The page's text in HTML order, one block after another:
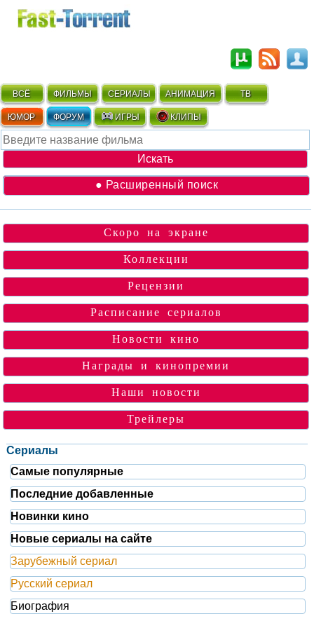
ВСЁ ФИЛЬМЫ СЕРИАЛЫ АНИМАЦИЯ ТВ
ЮМОР ФОРУМ ИГРЫ КЛИПЫ
● Расширенный поиск
Скоро на экране
Коллекции
Рецензии
Расписание сериалов
Новости кино
Награды и кинопремии
Наши новости
Трейлеры
Сериалы
Самые популярные
Последние добавленные
Новинки кино
Новые сериалы на сайте
Зарубежный сериал
Русский сериал
Биография